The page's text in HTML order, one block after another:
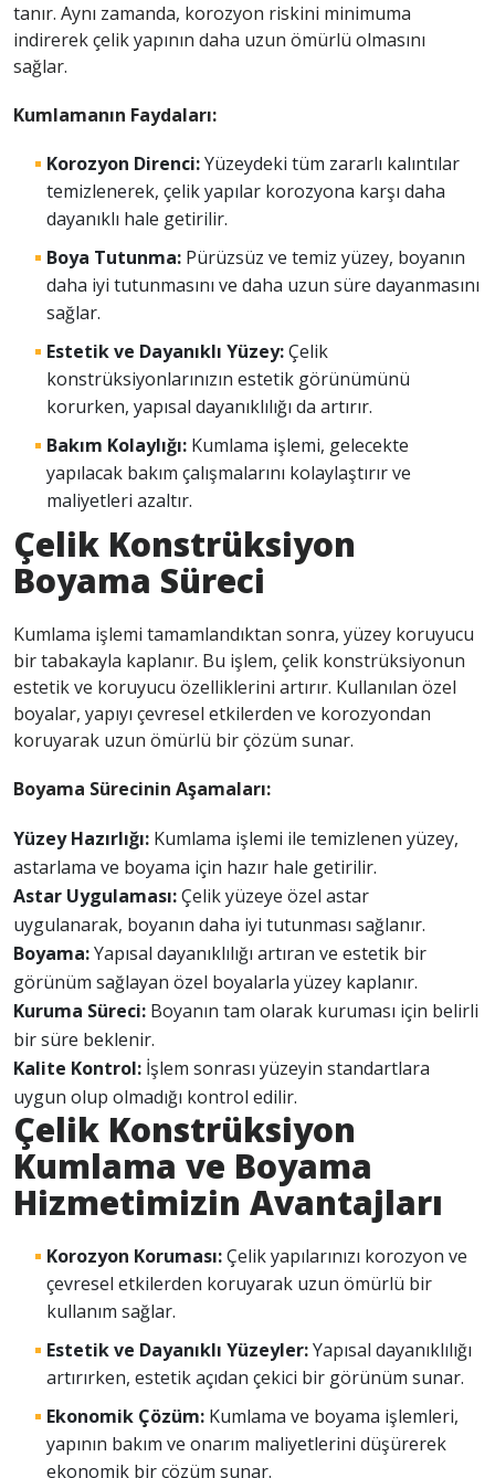
tanır. Aynı zamanda, korozyon riskini minimuma
indirerek çelik yapının daha uzun ömürlü olmasını
sağlar.
Kumlamanın Faydaları:
Korozyon Direnci:Yüzeydeki tüm zararlı kalıntılar
temizlenerek, çelik yapılar korozyona karşı daha
dayanıklı hale getirilir.
Boya Tutunma: Pürüzsüz ve temiz yüzey, boyanın
daha iyi tutunmasını ve daha uzun süre dayanmasını
sağlar.
Estetik ve Dayanıklı Yüzey:Çelik
konstrüksiyonlarınızın estetik görünümünü
korurken, yapısal dayanıklılığı da artırır.
Bakım Kolaylığı: Kumlama işlemi, gelecekte
yapılacak bakım çalışmalarını kolaylaştırır ve
maliyetleri azaltır.
Çelik Konstrüksiyon
Boyama Süreci
Kumlama işlemi tamamlandıktan sonra, yüzey koruyucu
bir tabakayla kaplanır. Bu işlem, çelik konstrüksiyonun
estetik ve koruyucu özelliklerini artırır. Kullanılan özel
boyalar, yapıyı çevresel etkilerden ve korozyondan
koruyarak uzun ömürlü bir çözüm sunar.
Boyama Sürecinin Aşamaları:
Yüzey Hazırlığı: Kumlama işlemi ile temizlenen yüzey,
astarlama ve boyama için hazır hale getirilir.
Astar Uygulaması:Çelik yüzeye özel astar
uygulanarak, boyanın daha iyi tutunması sağlanır.
Boyama:Yapısal dayanıklılığı artıran ve estetik bir
görünüm sağlayan özel boyalarla yüzey kaplanır.
Kuruma Süreci: Boyanın tam olarak kuruması için belirli
bir süre beklenir.
Kalite Kontrol: İşlem sonrası yüzeyin standartlara
uygun olup olmadığı kontrol edilir.
Çelik Konstrüksiyon
Kumlama ve Boyama
Hizmetimizin Avantajları
Korozyon Koruması:Çelik yapılarınızı korozyon ve
çevresel etkilerden koruyarak uzun ömürlü bir
kullanım sağlar.
Estetik ve Dayanıklı Yüzeyler:Yapısal dayanıklılığı
artırırken, estetik açıdan çekici bir görünüm sunar.
Ekonomik Çözüm: Kumlama ve boyama işlemleri,
yapının bakım ve onarım maliyetlerini düşürerek
ekonomik bir çözüm sunar.